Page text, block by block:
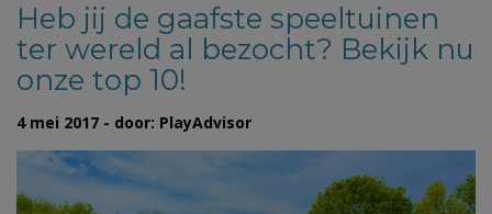
Heb jij de gaafste speeltuinen
ter wereld al bezocht? Bekijk nu
onze top 10!
4 mei 2017 - door: PlayAdvisor